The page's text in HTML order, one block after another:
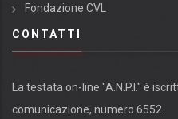
Fondazione CVL
CONTATTI
La testata on-line "A.N.P.I." è
comunicazione, numero 6552.